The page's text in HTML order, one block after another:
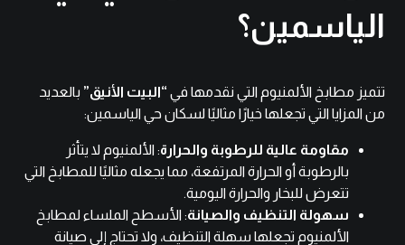
الياسمين؟
تتميز مطابخ الألمنيوم التي نقدمها في “البيت الأنيق” بالعديد
من المزايا التي تجعلها خيارًا مثاليًا لسكان حي الياسمين:
مقاومة عالية للرطوبة والحرارة: الألمنيوم لا يتأثر
بالرطوبة أو الحرارة المرتفعة، مما يجعله مثاليًا للمطابخ التي
تتعرض للبخار والحرارة اليومية.
سهولة التنظيف والصيانة: الأسطح الملساء لمطابخ
الألمنيوم تجعلها سهلة التنظيف، ولا تحتاج إلى صيانة